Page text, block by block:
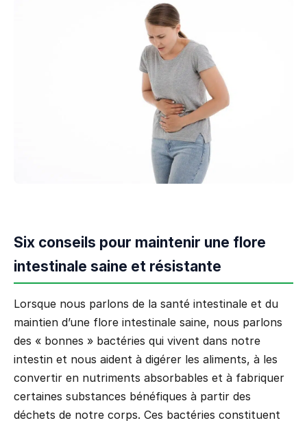
Six conseils pour maintenir une flore
intestinale saine et résistante
Lorsque nous parlons de la santé intestinale et du
maintien d’une flore intestinale saine, nous parlons
des « bonnes » bactéries qui vivent dans notre
intestin et nous aident à digérer les aliments, à les
convertir en nutriments absorbables et à fabriquer
certaines substances bénéfiques à partir des
déchets de notre corps. Ces bactéries constituent